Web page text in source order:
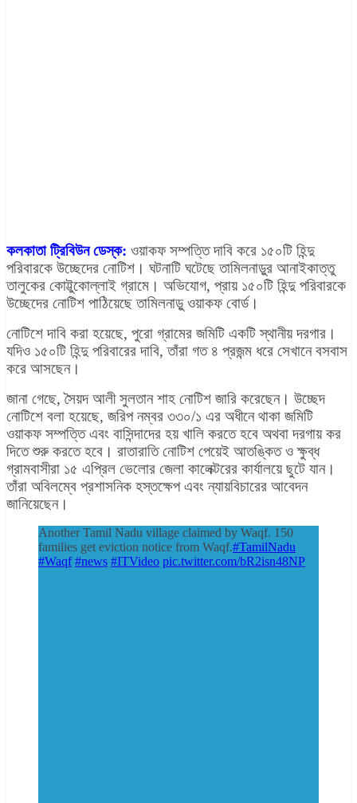
কলকাতা ট্রিবিউন ডেস্ক: ওয়াকফ সম্পত্তি দাবি করে ১৫০টি হিন্দু
পরিবারকে উচ্ছেদের নোটিশ। ঘটনাটি ঘটেছে তামিলনাড়ুর আনাইকাত্তু
তালুকের কোট্টুকোল্লাই গ্রামে। অভিযোগ, প্রায় ১৫০টি হিন্দু পরিবারকে
উচ্ছেদের নোটিশ পাঠিয়েছে তামিলনাড়ু ওয়াকফ বোর্ড।
নোটিশে দাবি করা হয়েছে, পুরো গ্রামের জমিটি একটি স্থানীয় দরগার।
যদিও ১৫০টি হিন্দু পরিবারের দাবি, তাঁরা গত ৪ প্রজন্ম ধরে সেখানে বসবাস
করে আসছেন।
জানা গেছে, সৈয়দ আলী সুলতান শাহ নোটিশ জারি করেছেন। উচ্ছেদ
নোটিশে বলা হয়েছে, জরিপ নম্বর ৩৩০/১ এর অধীনে থাকা জমিটি
ওয়াকফ সম্পত্তি এবং বাসিন্দাদের হয় খালি করতে হবে অথবা দরগায় কর
দিতে শুরু করতে হবে। রাতারাতি নোটিশ পেয়েই আতঙ্কিত ও ক্ষুব্ধ
গ্রামবাসীরা ১৫ এপ্রিল ভেলোর জেলা কালেক্টরের কার্যালয়ে ছুটে যান।
তাঁরা অবিলম্বে প্রশাসনিক হস্তক্ষেপ এবং ন্যায়বিচারের আবেদন
জানিয়েছেন।
Another Tamil Nadu village claimed by Waqf. 150
families get eviction notice from Waqf.#TamilNadu
#Waqf #news #ITVideo pic.twitter.com/bR2isn48NP